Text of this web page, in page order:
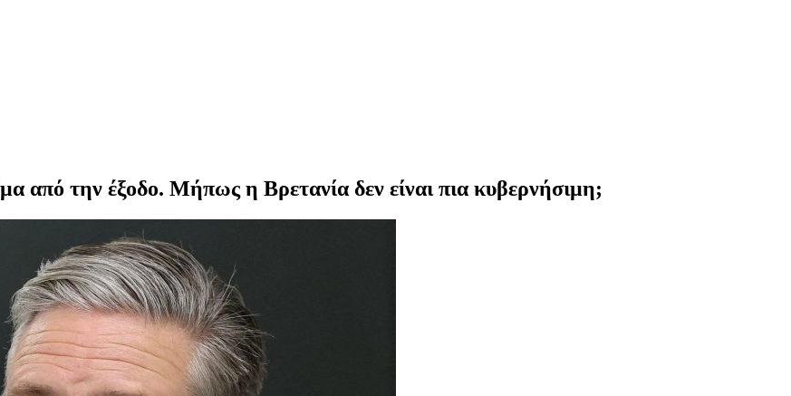
από την έξοδο. Μήπως η Βρετανία δεν είναι πια κυβερνήσιμη;